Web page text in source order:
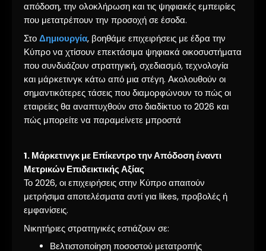
απόδοση, την ολοκλήρωση και τις ψηφιακές εμπειρίες
που μετατρέπουν την προσοχή σε έσοδα.
Στο Δημιουργία, βοηθάμε επιχειρήσεις με έδρα την
Κύπρο να χτίσουν επεκτάσιμα ψηφιακά οικοσυστήματα
που συνδυάζουν στρατηγική, σχεδιασμό, τεχνολογία
και μάρκετινγκ κάτω από μια στέγη. Ακολουθούν οι
σημαντικότερες τάσεις που διαμορφώνουν το πώς οι
εταιρείες θα αναπτυχθούν στο διαδίκτυο το 2026 και
πώς μπορείτε να παραμείνετε μπροστά
1. Μάρκετινγκ με Επίκεντρο την Απόδοση έναντι
Μετρικών Επιδεικτικής Αξίας
Το 2026, οι επιχειρήσεις στην Κύπρο απαιτούν
μετρήσιμα αποτελέσματα αντί για likes, προβολές ή
εμφανίσεις.
Νικητήριες στρατηγικές εστιάζουν σε:
Βελτιστοποίηση ποσοστού μετατροπής